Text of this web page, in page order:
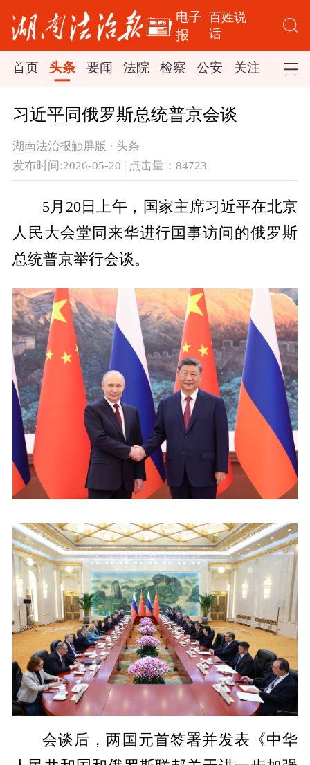
电子
报
百姓说
话
首页 头条 要闻 法院 检察 公安 关注 司法
习近平同俄罗斯总统普京会谈
湖南法治报触屏版 · 头条
发布时间:2026-05-20 | 点击量：84723
5月20日上午，国家主席习近平在北京
人民大会堂同来华进行国事访问的俄罗斯
总统普京举行会谈。
会谈后，两国元首签署并发表《中华